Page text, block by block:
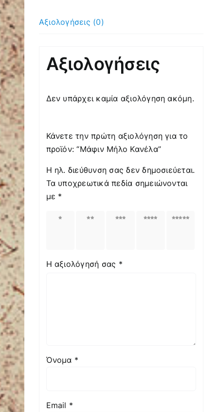
Αξιολογήσεις (0)
Αξιολογήσεις
Δεν υπάρχει καμία αξιολόγηση ακόμη.
Κάνετε την πρώτη αξιολόγηση για το
προϊόν: “Μάφιν Μήλο Κανέλα”
Η ηλ. διεύθυνση σας δεν δημοσιεύεται.
Τα υποχρεωτικά πεδία σημειώνονται
με *
3
4
5
Η αξιολόγησή σας *
Όνομα *
Email *